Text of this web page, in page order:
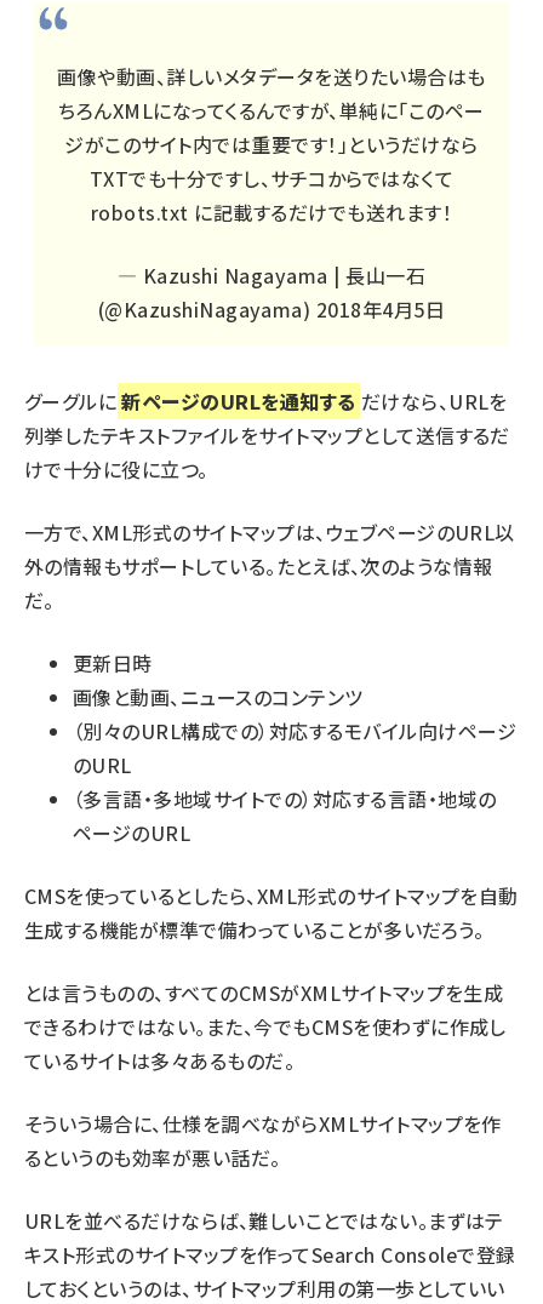
画像や動画、詳しいメタデータを送りたい場合はも
ちろんXMLになってくるんですが、単純に「このペー
ジがこのサイト内では重要です！」というだけなら
TXTでも十分ですし、サチコからではなくて
robots.txt に記載するだけでも送れます！
— Kazushi Nagayama | 長山一石
(@KazushiNagayama) 2018年4月5日
グーグルに新ページのURLを通知する だけなら、URLを
列挙したテキストファイルをサイトマップとして送信するだ
けで十分に役に立つ。
一方で、XML形式のサイトマップは、ウェブページのURL以
外の情報もサポートしている。たとえば、次のような情報
だ。
更新日時
画像と動画、ニュースのコンテンツ
（別々のURL構成での）対応するモバイル向けページ
のURL
（多言語・多地域サイトでの）対応する言語・地域の
ページのURL
CMSを使っているとしたら、XML形式のサイトマップを自動
生成する機能が標準で備わっていることが多いだろう。
とは言うものの、すべてのCMSがXMLサイトマップを生成
できるわけではない。また、今でもCMSを使わずに作成し
ているサイトは多々あるものだ。
そういう場合に、仕様を調べながらXMLサイトマップを作
るというのも効率が悪い話だ。
URLを並べるだけならば、難しいことではない。まずはテ
キスト形式のサイトマップを作ってSearch Consoleで登録
しておくというのは、サイトマップ利用の第一歩としていい